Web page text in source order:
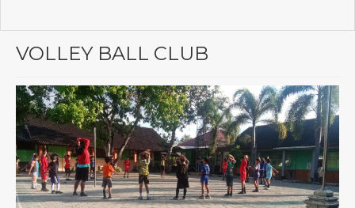
VOLLEY BALL CLUB